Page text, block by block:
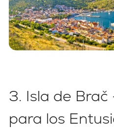
3. Isla de
para los